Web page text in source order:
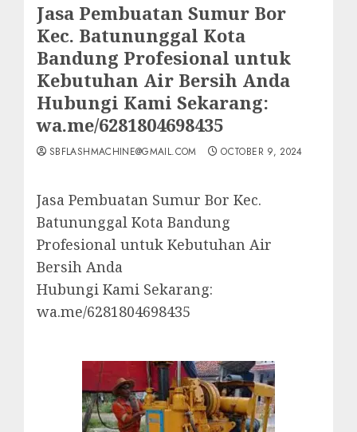
Jasa Pembuatan Sumur Bor
Kec. Batununggal Kota
Bandung Profesional untuk
Kebutuhan Air Bersih Anda
Hubungi Kami Sekarang:
wa.me/6281804698435
SBFLASHMACHINE@GMAIL.COM OCTOBER 9, 2024
Jasa Pembuatan Sumur Bor Kec.
Batununggal Kota Bandung
Profesional untuk Kebutuhan Air
Bersih Anda
Hubungi Kami Sekarang:
wa.me/6281804698435